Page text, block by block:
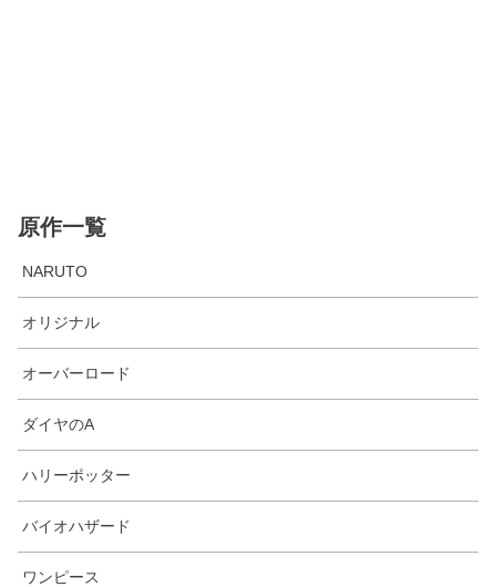
原作一覧
NARUTO
オリジナル
オーバーロード
ダイヤのA
ハリーポッター
バイオハザード
ワンピース